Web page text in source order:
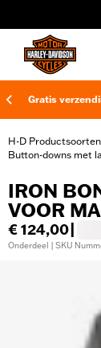
Gratis
H-D Productsoorten
Button-downs met
IRON
VOOR
€ 124,00
Onderdeel | SKU